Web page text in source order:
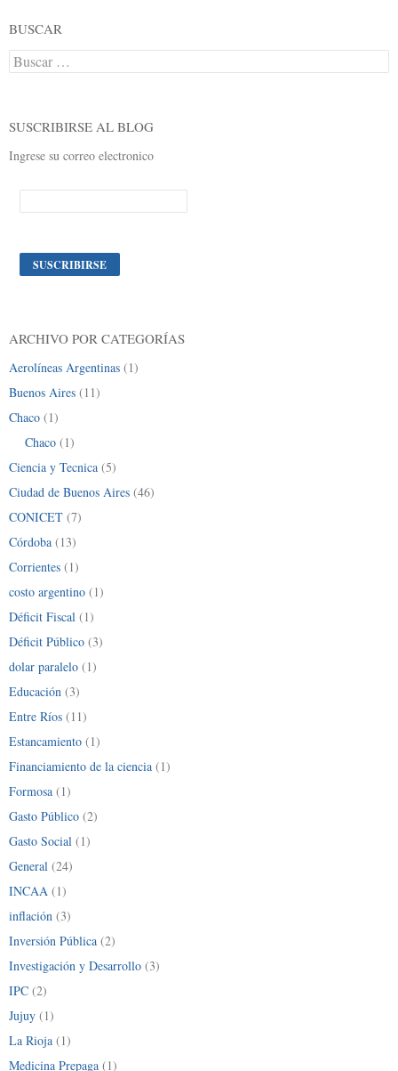
BUSCAR
Buscar:
SUSCRIBIRSE AL BLOG
Ingrese su correo electronico
ARCHIVO POR CATEGORÍAS
Aerolíneas Argentinas (1)
Buenos Aires (11)
Chaco (1)
Chaco (1)
Ciencia y Tecnica (5)
Ciudad de Buenos Aires (46)
CONICET (7)
Córdoba (13)
Corrientes (1)
costo argentino (1)
Déficit Fiscal (1)
Déficit Público (3)
dolar paralelo (1)
Educación (3)
Entre Ríos (11)
Estancamiento (1)
Financiamiento de la ciencia (1)
Formosa (1)
Gasto Público (2)
Gasto Social (1)
General (24)
INCAA (1)
inflación (3)
Inversión Pública (2)
Investigación y Desarrollo (3)
IPC (2)
Jujuy (1)
La Rioja (1)
Medicina Prepaga (1)